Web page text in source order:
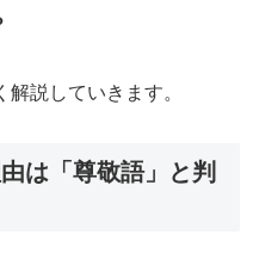
説していきます。
は「尊敬語」と判